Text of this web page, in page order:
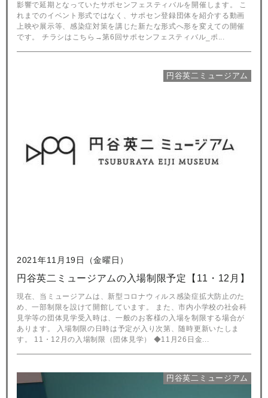
影響で延期となっていたサポセンフェスティバルを開催します。 こ
れまでのイベント形式ではなく、サポセン登録団体を紹介する動画
上映や展示等、感染症対策を講じた新たな形式へ形を変えての開催
です。 チラシはこちら→第6回サポセンフェスティバル_ポ...
2021年11月19日（金曜日）
円谷英二ミュージアム
円谷英二ミュージアムの入場制限予定【11・12月】
現在、当ミュージアムは、新型コロナウィルス感染症拡大防止のた
め、一部制限を設けて開館しています。 また、市内小学校の社会科
見学等の団体見学受入時は、一般のお客様の入場を制限する場合が
あります。 入場制限の日時は予定が入り次第、随時更新いたしま
す。 11・12月の入場制限（団体見学） ◆11月26日金...
円谷英二ミュージアム